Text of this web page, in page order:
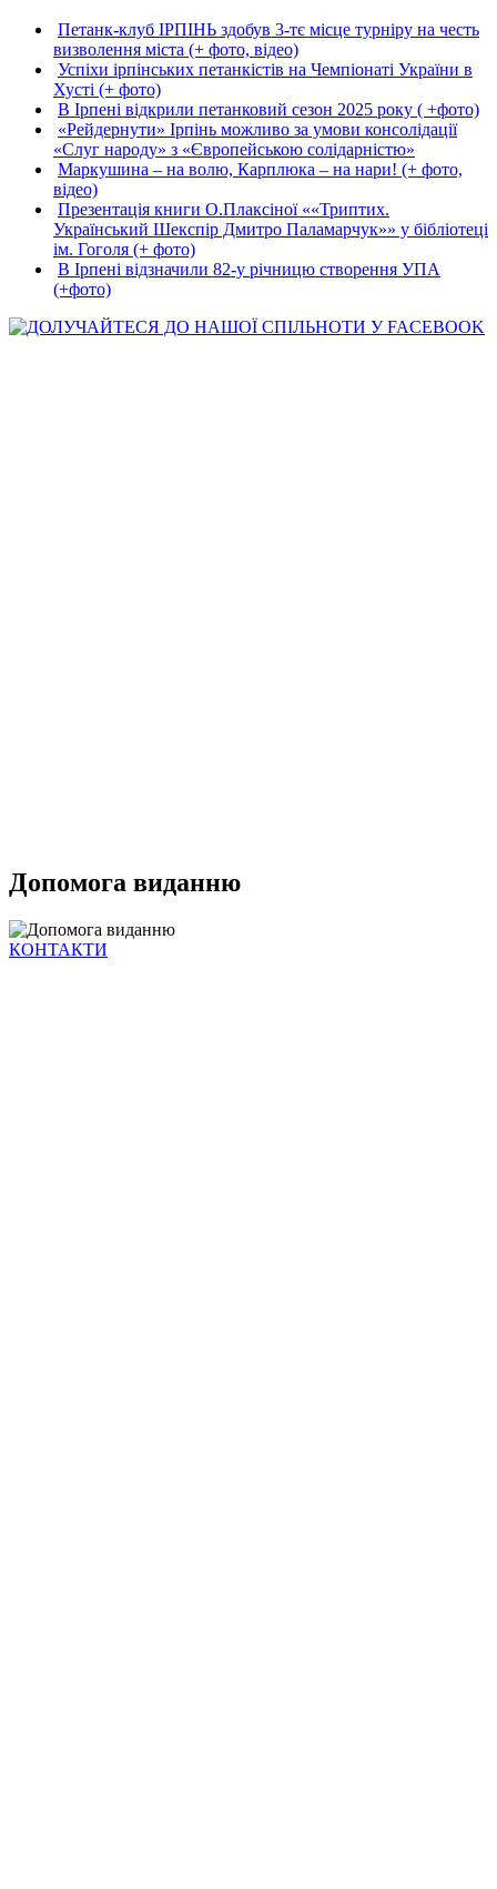
Петанк-клуб ІРПІНЬ здобув 3-тє місце турніру на честь
визволення міста (+ фото, відео)
Успіхи ірпінських петанкістів на Чемпіонаті України в
Хусті (+ фото)
В Ірпені відкрили петанковий сезон 2025 року ( +фото)
«Рейдернути» Ірпінь можливо за умови консолідації
«Слуг народу» з «Європейською солідарністю»
Маркушина – на волю, Карплюка – на нари! (+ фото,
відео)
Презентація книги О.Плаксіної ««Триптих.
Український Шекспір Дмитро Паламарчук»» у бібліотеці
ім. Гоголя (+ фото)
В Ірпені відзначили 82-у річницю створення УПА
(+фото)
Допомога виданню
КОНТАКТИ